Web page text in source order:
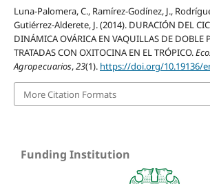
Luna-Palomera, C., Ramírez-Godínez, J.,
Gutiérrez-Alderete, J. (2014). DURACIÓN DEL
DINÁMICA OVÁRICA EN VAQUILLAS DE DOBLE
TRATADAS CON OXITOCINA EN EL TRÓPICO.
Agropecuarios,23(1). https://doi.org/10.19136/
More Citation Formats
Funding Institution